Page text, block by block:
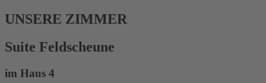
UNSERE ZIMMER
Suite Feldscheune
im Haus 4